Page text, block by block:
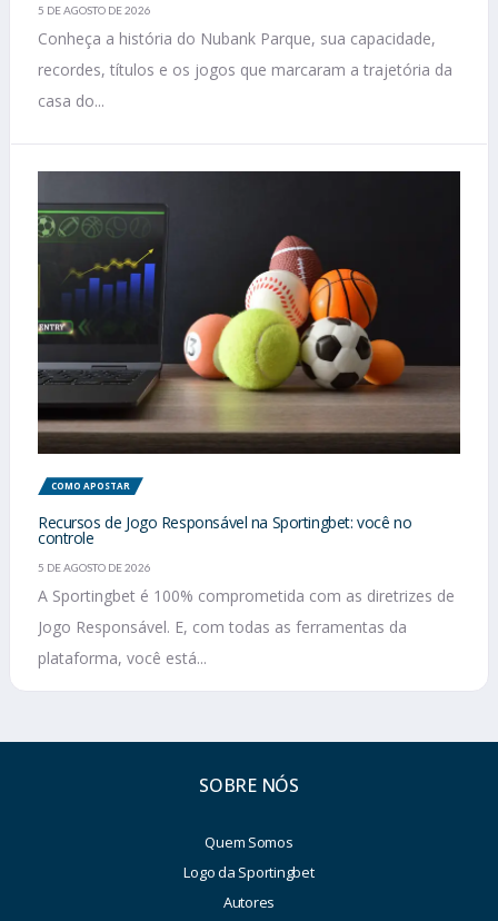
5 DE AGOSTO DE 2026
Conheça a história do Nubank Parque, sua capacidade,
recordes, títulos e os jogos que marcaram a trajetória da
casa do...
COMO APOSTAR
Recursos de Jogo Responsável na Sportingbet: você no
controle
5 DE AGOSTO DE 2026
A Sportingbet é 100% comprometida com as diretrizes de
Jogo Responsável. E, com todas as ferramentas da
plataforma, você está...
SOBRE NÓS
Quem Somos
Logo da Sportingbet
Autores